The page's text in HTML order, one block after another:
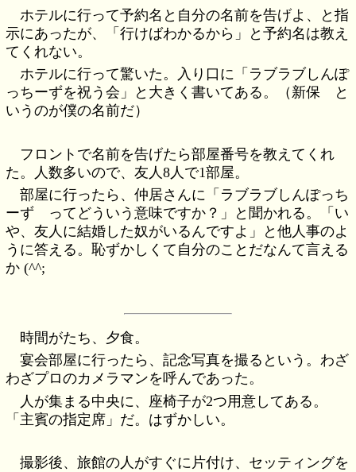
ホテルに行って予約名と自分の名前を告げよ、と指
示にあったが、「行けばわかるから」と予約名は教え
てくれない。
ホテルに行って驚いた。入り口に「ラブラブしんぽ
っちーずを祝う会」と大きく書いてある。（新保 と
いうのが僕の名前だ）
フロントで名前を告げたら部屋番号を教えてくれ
た。人数多いので、友人8人で1部屋。
部屋に行ったら、仲居さんに「ラブラブしんぽっち
ーず ってどういう意味ですか？」と聞かれる。「い
や、友人に結婚した奴がいるんですよ」と他人事のよ
うに答える。恥ずかしくて自分のことだなんて言える
か (^^;
時間がたち、夕食。
宴会部屋に行ったら、記念写真を撮るという。わざ
わざプロのカメラマンを呼んであった。
人が集まる中央に、座椅子が2つ用意してある。
「主賓の指定席」だ。はずかしい。
撮影後、旅館の人がすぐに片付け、セッティングを